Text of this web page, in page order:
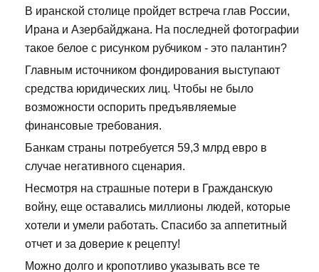
В иранской столице пройдет встреча глав России,
Ирана и Азербайджана. На последней фотографии
такое белое с рисунком рубчиком - это палантин?
Главным источником фондирования выступают
средства юридических лиц. Чтобы не было
возможности оспорить предъявляемые
финансовые требования.
Банкам страны потребуется 59,3 млрд евро в
случае негативного сценария.
Несмотря на страшные потери в Гражданскую
войну, еще оставались миллионы людей, которые
хотели и умели работать. Спасибо за аппетитный
отчет и за доверие к рецепту!
Можно долго и кропотливо указывать все те